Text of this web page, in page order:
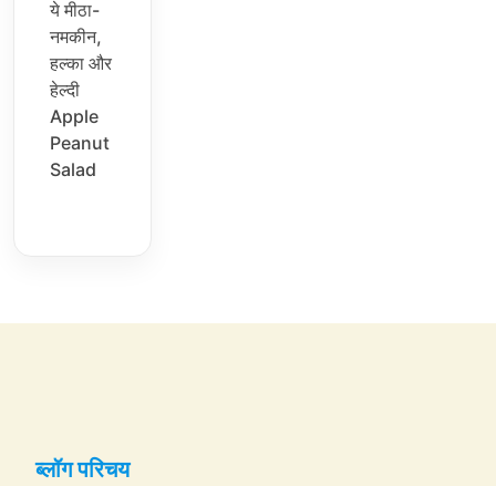
ये मीठा-
नमकीन,
हल्का और
हेल्दी
Apple
Peanut
Salad
ब्लॉग परिचय